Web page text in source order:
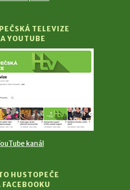
TELEVIZE
YOUTUBE
kanál
HUSTOPEČE
FACEBOOKU